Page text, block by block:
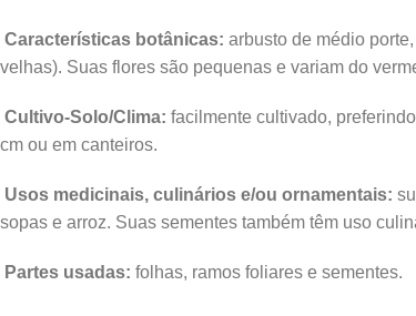
Características botânicas: arbusto de médio
velhas). Suas flores são pequenas e variam do
Cultivo-Solo/Clima: facilmente cultivado,
cm ou em canteiros.
Usos medicinais, culinários e/ou ornamentais:
sopas e arroz. Suas sementes também têm uso
Partes usadas: folhas, ramos foliares e sementes.